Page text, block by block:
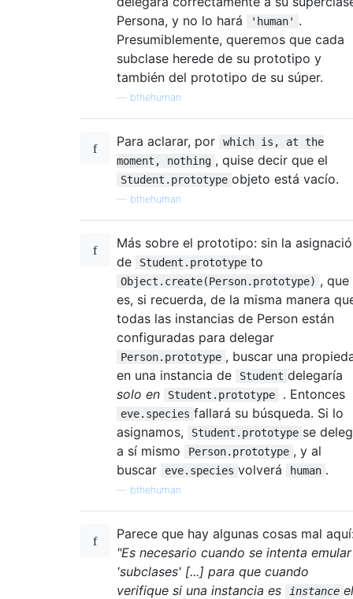
Persona, y no lo hará
'human' .
Presumiblemente, queremos que cada
subclase herede de su prototipo y
también del prototipo de su súper.
bthehuman
Para aclarar, por
which is, at the
moment, nothing , quise decir que el
Student.prototype objeto está vacío.
bthehuman
Más sobre el prototipo: sin la
de
Student.prototype to
Object.create(Person.prototype) , que
es, si recuerda, de la misma manera
todas las instancias de Person están
configuradas para delegar
Person.prototype , buscar una
en una instancia de
Student delegaría
solo en
Student.prototype . Entonces
eve.species fallará su búsqueda. Si lo
asignamos,
Student.prototype se
a sí mismo
Person.prototype , y al
buscar
eve.species volverá human .
bthehuman
Parece que hay algunas cosas mal
"Es necesario cuando se intenta emular
'subclases' [...] para que cuando
verifique si una instancia es
instance el